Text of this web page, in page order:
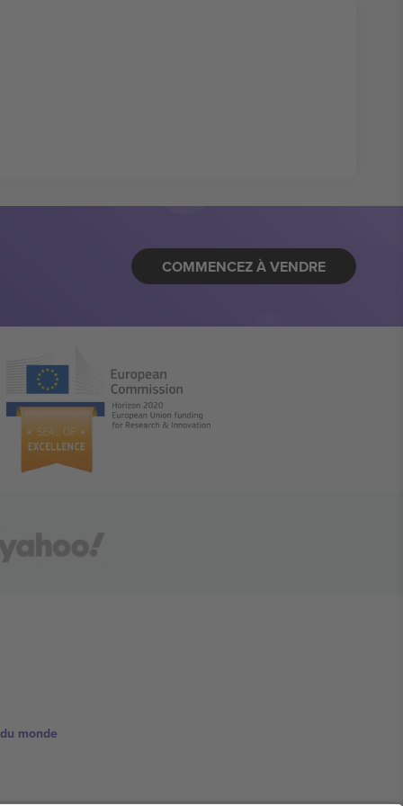
COMMENCEZ À VENDRE
monde